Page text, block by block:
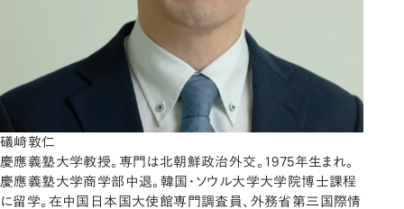
礒﨑敦仁
慶應義塾大学教授。専門は北朝鮮政治外交。1975年生まれ。
慶應義塾大学商学部中退。韓国・ソウル大学大学院博士課程
に留学。在中国日本国大使館専門調査員、外務省第三国際情